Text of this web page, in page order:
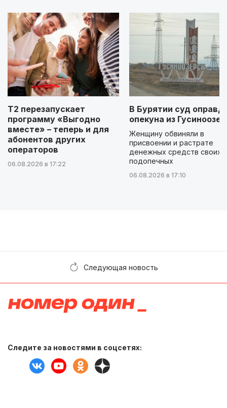
Т2 перезапускает
программу «Выгодно
вместе» – теперь и для
абонентов других
операторов
06.08.2026 в 17:22
В Бурятии суд
опекуна из
Женщину обвиняли в
присвоении и растрате
денежных средств своих
подопечных
06.08.2026 в 17:10
Следующая новость
Следите за новостями в соцсетях: